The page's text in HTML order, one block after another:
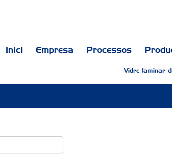
Inici Empresa Processos
Vidre laminar